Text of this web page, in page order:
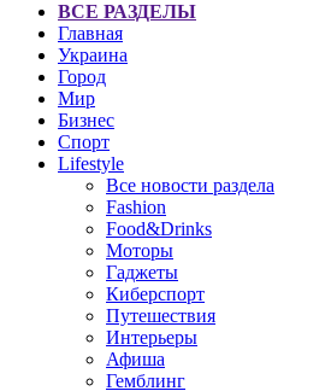
ВСЕ РАЗДЕЛЫ
Главная
Украина
Город
Мир
Бизнес
Спорт
Lifestyle
Все новости раздела
Fashion
Food&Drinks
Моторы
Гаджеты
Киберспорт
Путешествия
Интерьеры
Афиша
Гемблинг